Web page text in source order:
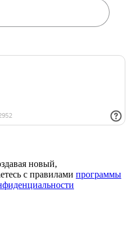
новый,
с правилами программы